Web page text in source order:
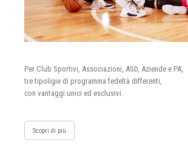
Per Club Sportivi, Associazioni, ASD, Aziende e PA,
tre tipoligie di programma fedeltà differenti,
con vantaggi unici ed esclusivi.
Scopri di più